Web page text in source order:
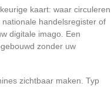
kaart: waar circuleren
handelsregister of
digitale imago. Een
zonder uw
zichtbaar maken. Typ